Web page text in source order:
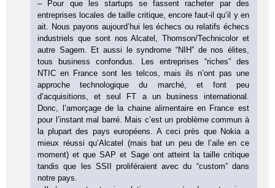
– Pour que les startups se fassent racheter par des
entreprises locales de taille critique, encore faut-il qu’il y en
ait. Nous payons aujourd’hui les échecs ou relatifs échecs
industriels que sont nos Alcatel, Thomson/Technicolor et
autre Sagem. Et aussi le syndrome “NIH” de nos élites,
tous business confondus. Les entreprises “riches” des
NTIC en France sont les telcos, mais ils n’ont pas une
approche technologique du marché, et font peu
d’acquisitions, et seul FT a un business international.
Donc, l’amorçage de la chaine alimentaire en France est
pour l’instant mal barré. Mais c’est un problème commun à
la plupart des pays européens. A ceci près que Nokia a
mieux réussi qu’Alcatel (mais bat un peu de l’aile en ce
moment) et que SAP et Sage ont atteint la taille critique
tandis que les SSII proliféraient avec du “custom” dans
notre pays.